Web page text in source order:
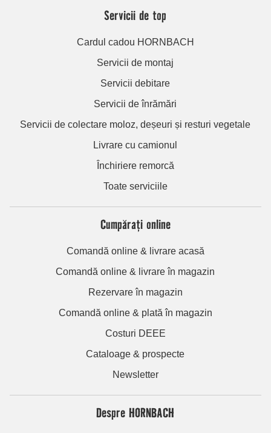
Servicii de top
Cardul cadou HORNBACH
Servicii de montaj
Servicii debitare
Servicii de înrămări
Servicii de colectare moloz, deșeuri și resturi vegetale
Livrare cu camionul
Închiriere remorcă
Toate serviciile
Cumpărați online
Comandă online & livrare acasă
Comandă online & livrare în magazin
Rezervare în magazin
Comandă online & plată în magazin
Costuri DEEE
Cataloage & prospecte
Newsletter
Despre HORNBACH